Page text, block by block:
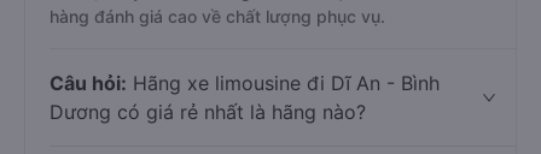
hàng đánh giá cao về chất lượng phục vụ.
Câu hỏi: Hãng xe limousine đi Dĩ An - Bình
Dương có giá rẻ nhất là hãng nào?